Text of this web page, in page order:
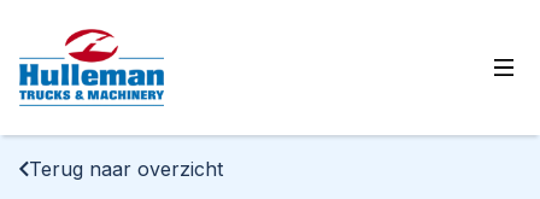
Terug naar overzicht